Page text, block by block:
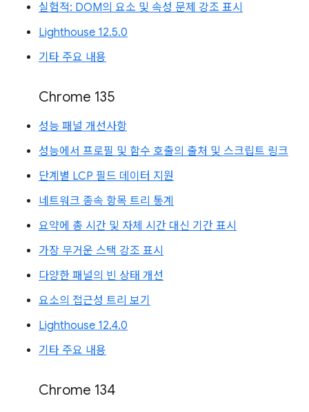
실험적: DOM의 요소 및 속성 문제 강조 표시
Lighthouse 12.5.0
기타 주요 내용
Chrome 135
성능 패널 개선사항
성능에서 프로필 및 함수 호출의 출처 및 스크립트 링크
단계별 LCP 필드 데이터 지원
네트워크 종속 항목 트리 통계
요약에 총 시간 및 자체 시간 대신 기간 표시
가장 무거운 스택 강조 표시
다양한 패널의 빈 상태 개선
요소의 접근성 트리 보기
Lighthouse 12.4.0
기타 주요 내용
Chrome 134